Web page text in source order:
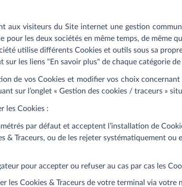
aux visiteurs du Site internet une gestion
pour les deux sociétés en même temps, de même
utilise différents Cookies et outils sous sa
les liens "En savoir plus" de chaque catégorie de
de vos Cookies et modifier vos choix
sur l’onglet « Gestion des cookies / traceurs »
les Cookies :
par défaut et acceptent l’installation de
& Traceurs, ou de les rejeter systématiquement ou
pour accepter ou refuser au cas par cas les
les Cookies & Traceurs de votre terminal via votre